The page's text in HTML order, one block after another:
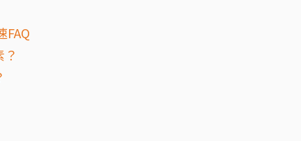
FAQ